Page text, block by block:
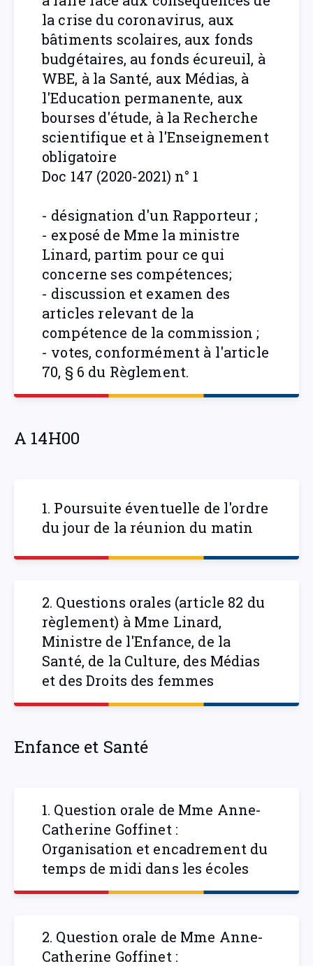
la crise du coronavirus, aux
bâtiments scolaires, aux fonds
budgétaires, au fonds écureuil, à
WBE, à la Santé, aux Médias, à
l'Education permanente, aux
bourses d'étude, à la Recherche
scientifique et à l'Enseignement
obligatoire
Doc 147 (2020-2021) n° 1
- désignation d'un Rapporteur ;
- exposé de Mme la ministre
Linard, partim pour ce qui
concerne ses compétences;
- discussion et examen des
articles relevant de la
compétence de la commission ;
- votes, conformément à l'article
70, § 6 du Règlement.
A 14H00
1. Poursuite éventuelle de l'ordre
du jour de la réunion du matin
2. Questions orales (article 82 du
règlement) à Mme Linard,
Ministre de l'Enfance, de la
Santé, de la Culture, des Médias
et des Droits des femmes
Enfance et Santé
1. Question orale de Mme Anne-
Catherine Goffinet :
Organisation et encadrement du
temps de midi dans les écoles
2. Question orale de Mme Anne-
Catherine Goffinet :